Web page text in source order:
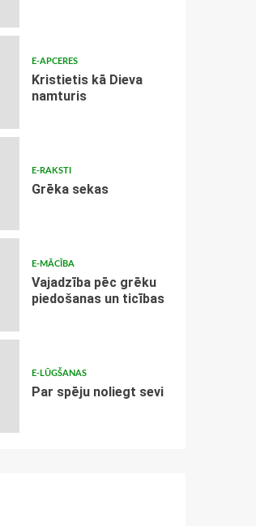
E-APCERES
Kristietis kā Dieva
namturis
E-RAKSTI
Grēka sekas
E-MĀCĪBA
Vajadzība pēc grēku
piedošanas un ticības
E-LŪGŠANAS
Par spēju noliegt sevi